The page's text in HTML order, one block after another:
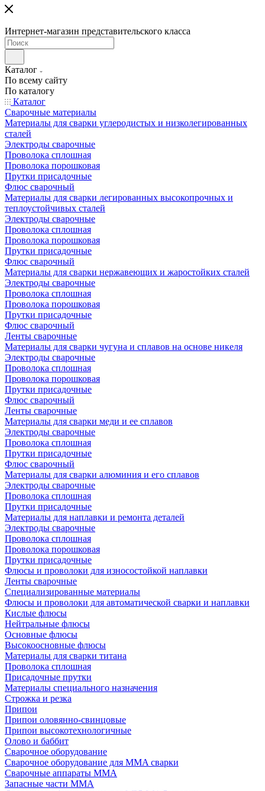
Интернет-магазин представительского класса
Каталог
По всему сайту
По каталогу
Каталог
Сварочные материалы
Материалы для сварки углеродистых и низколегированных
сталей
Электроды сварочные
Проволока сплошная
Проволока порошковая
Прутки присадочные
Флюс сварочный
Материалы для сварки легированных высокопрочных и
теплоустойчивых сталей
Электроды сварочные
Проволока сплошная
Проволока порошковая
Прутки присадочные
Флюс сварочный
Материалы для сварки нержавеющих и жаростойких сталей
Электроды сварочные
Проволока сплошная
Проволока порошковая
Прутки присадочные
Флюс сварочный
Ленты сварочные
Материалы для сварки чугуна и сплавов на основе никеля
Электроды сварочные
Проволока сплошная
Проволока порошковая
Прутки присадочные
Флюс сварочный
Ленты сварочные
Материалы для сварки меди и ее сплавов
Электроды сварочные
Проволока сплошная
Прутки присадочные
Флюс сварочный
Материалы для сварки алюминия и его сплавов
Электроды сварочные
Проволока сплошная
Прутки присадочные
Материалы для наплавки и ремонта деталей
Электроды сварочные
Проволока сплошная
Проволока порошковая
Прутки присадочные
Флюсы и проволоки для износостойкой наплавки
Ленты сварочные
Специализированные материалы
Флюсы и проволоки для автоматической сварки и наплавки
Кислые флюсы
Нейтральные флюсы
Основные флюсы
Высокоосновные флюсы
Материалы для сварки титана
Проволока сплошная
Присадочные прутки
Материалы специального назначения
Строжка и резка
Припои
Припои оловянно-свинцовые
Припои высокотехнологичные
Олово и баббит
Сварочное оборудование
Сварочное оборудование для MMA сварки
Сварочные аппараты MMA
Запасные части MMA